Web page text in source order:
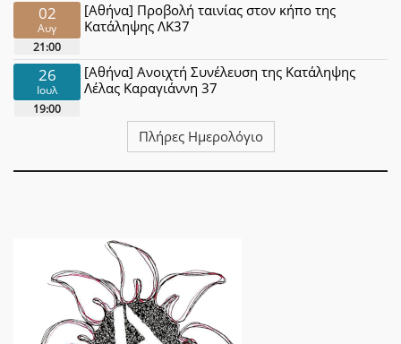
02
Αυγ
21:00
[Αθήνα] Προβολή ταινίας στον κήπο της
Κατάληψης ΛΚ37
26
Ιουλ
19:00
[Αθήνα] Ανοιχτή Συνέλευση της Κατάληψης
Λέλας Καραγιάννη 37
Πλήρες Ημερολόγιο